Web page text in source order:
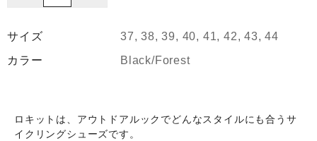
ー
ブ)
サイズ
37, 38, 39, 40, 41, 42, 43, 44
カラー
Black/Forest
ロキットは、アウトドアルックでどんなスタイルにも合うサ
イクリングシューズです。